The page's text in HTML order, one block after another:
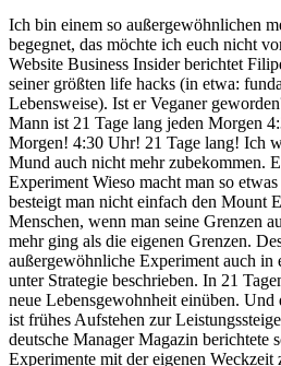
Ich bin einem so außergewöhnlichen
begegnet, das möchte ich euch nicht
Website Business Insider berichtet
seiner größten life hacks (in etwa:
Lebensweise). Ist er Veganer
Mann ist 21 Tage lang jeden Morgen
Morgen! 4:30 Uhr! 21 Tage lang! Ich
Mund auch nicht mehr zubekommen.
Experiment Wieso macht man so
besteigt man nicht einfach den Mount
Menschen, wenn man seine Grenzen
mehr ging als die eigenen Grenzen.
außergewöhnliche Experiment auch in
unter Strategie beschrieben. In 21
neue Lebensgewohnheit einüben.
ist frühes Aufstehen zur
deutsche Manager Magazin berichtete
Experimente mit der eigenen Weckzeit